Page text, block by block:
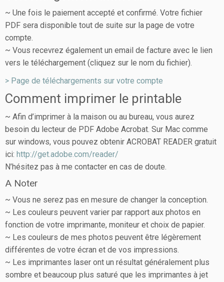
~ Une fois le paiement accepté et confirmé. Votre fichier
PDF sera disponible tout de suite sur la page de votre
compte.
~ Vous recevrez également un email de facture avec le lien
vers le téléchargement (cliquez sur le nom du fichier).
> Page de téléchargements sur votre compte
Comment imprimer le printable
~ Afin d’imprimer à la maison ou au bureau, vous aurez
besoin du lecteur de PDF Adobe Acrobat. Sur Mac comme
sur windows, vous pouvez obtenir ACROBAT READER gratuit
ici: http://get.adobe.com/reader/
N’hésitez pas à me contacter en cas de doute.
A Noter
~ Vous ne serez pas en mesure de changer la conception.
~ Les couleurs peuvent varier par rapport aux photos en
fonction de votre imprimante, moniteur et choix de papier.
~ Les couleurs de mes photos peuvent être légèrement
différentes de votre écran et de vos impressions.
~ Les imprimantes laser ont un résultat généralement plus
sombre et beaucoup plus saturé que les imprimantes à jet